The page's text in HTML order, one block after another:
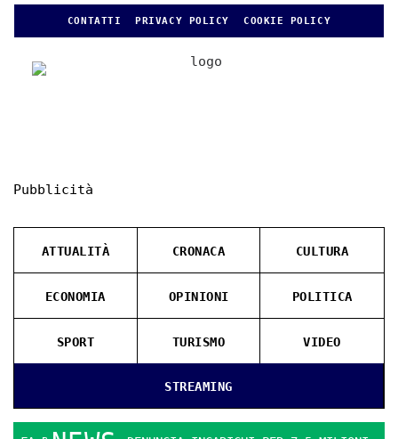
CONTATTI PRIVACY POLICY COOKIE POLICY
Pubblicità
STREAMING
ATTUALITÀ CRONACA CULTURA
ECONOMIA OPINIONI POLITICA
SPORT TURISMO VIDEO